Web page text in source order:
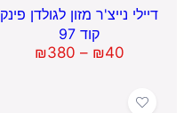
דיילי נייצ'ר מזון לגולדן פינק
קוד 97
₪40
–
₪380